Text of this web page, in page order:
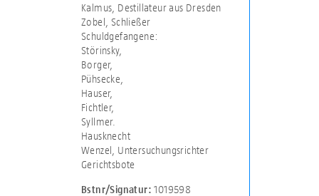
Kalmus, Destillateur aus Dresden
Zobel, Schließer
Schuldgefangene:
Störinsky,
Borger,
Pühsecke,
Hauser,
Fichtler,
Syllmer.
Hausknecht
Wenzel, Untersuchungsrichter
Gerichtsbote
Bstnr/Signatur: 1019598